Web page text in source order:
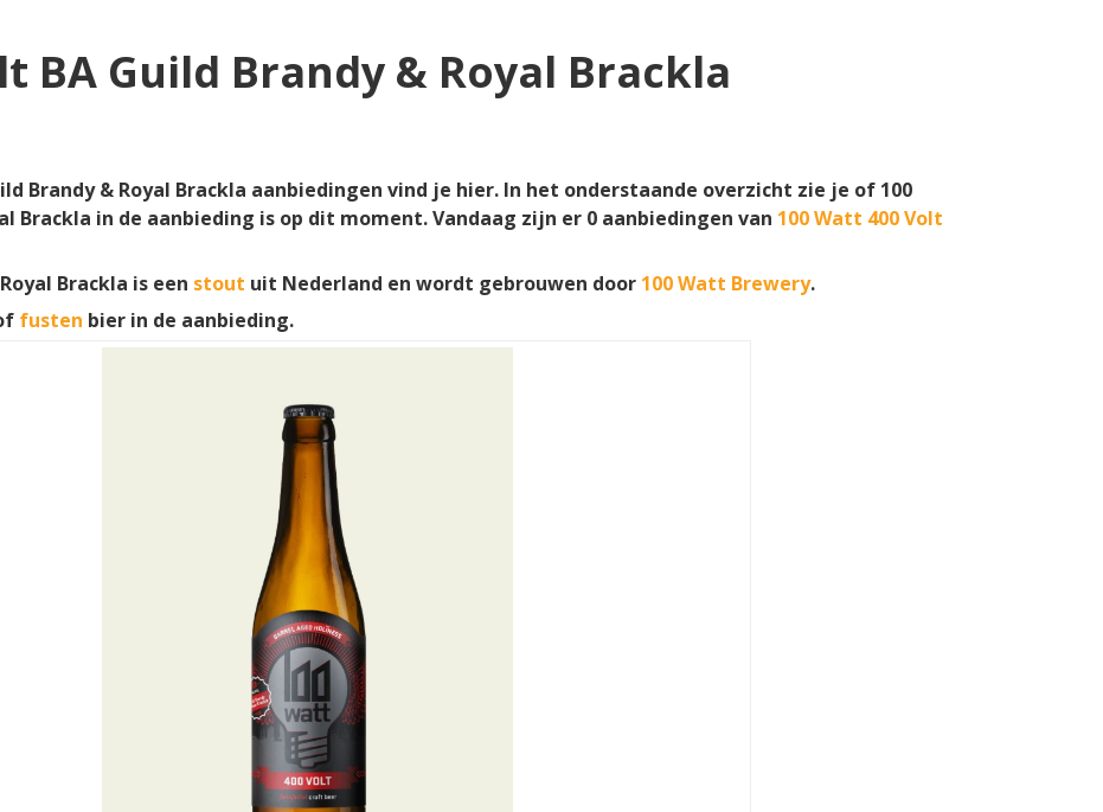
BA Guild Brandy & Royal Brackla
Brandy & Royal Brackla aanbiedingen vind je hier. In het onderstaande overzicht zie je of 100
Brackla in de aanbieding is op dit moment. Vandaag zijn er 0 aanbiedingen van 100 Watt 400 Volt
Brackla is een stout uit Nederland en wordt gebrouwen door 100 Watt Brewery.
fusten bier in de aanbieding.